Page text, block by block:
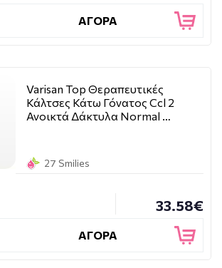
ΑΓΟΡΑ
Varisan Top Θεραπευτικές
Κάλτσες Κάτω Γόνατος Ccl 2
Ανοικτά Δάκτυλα Normal …
27 Smilies
33.58€
ΑΓΟΡΑ